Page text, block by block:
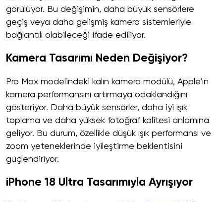
görülüyor. Bu değişimin, daha büyük sensörlere
geçiş veya daha gelişmiş kamera sistemleriyle
bağlantılı olabileceği ifade ediliyor.
Kamera Tasarımı Neden Değişiyor?
Pro Max modelindeki kalın kamera modülü, Apple’ın
kamera performansını artırmaya odaklandığını
gösteriyor. Daha büyük sensörler, daha iyi ışık
toplama ve daha yüksek fotoğraf kalitesi anlamına
geliyor. Bu durum, özellikle düşük ışık performansı ve
zoom yeteneklerinde iyileştirme beklentisini
güçlendiriyor.
iPhone 18 Ultra Tasarımıyla Ayrışıyor